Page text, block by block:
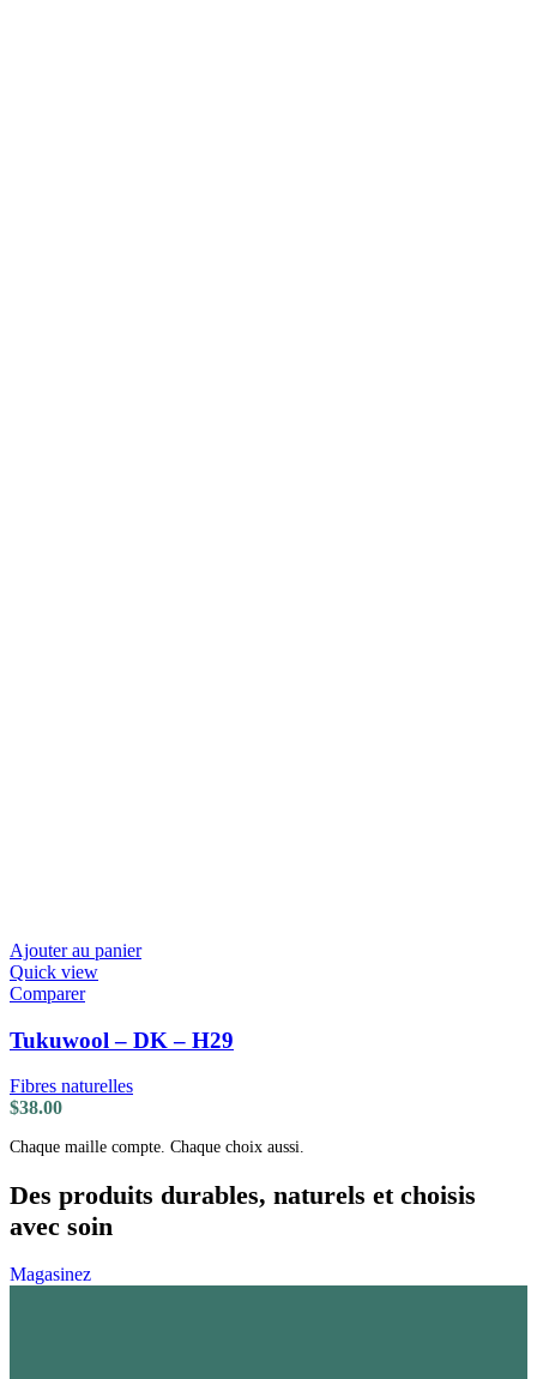
Ajouter au panier
Quick view
Comparer
Tukuwool – DK – H29
Fibres naturelles
$38.00
Chaque maille compte. Chaque choix aussi.
Des produits durables, naturels et choisis
avec soin
Magasinez